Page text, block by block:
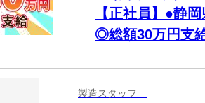
【正社員】●静
◎総額30万円支
製造スタッフ